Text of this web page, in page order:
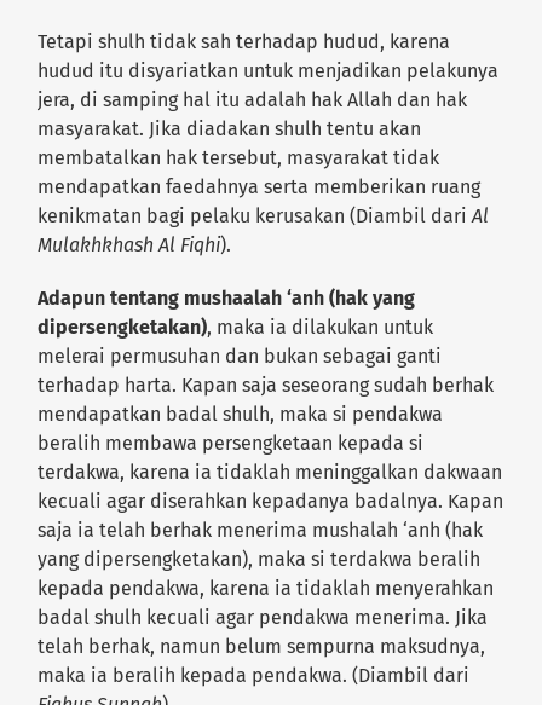
Tetapi shulh tidak sah terhadap hudud, karena
hudud itu disyariatkan untuk menjadikan pelakunya
jera, di samping hal itu adalah hak Allah dan hak
masyarakat. Jika diadakan shulh tentu akan
membatalkan hak tersebut, masyarakat tidak
mendapatkan faedahnya serta memberikan ruang
kenikmatan bagi pelaku kerusakan (Diambil dariAl
Mulakhkhash Al Fiqhi).
Adapun tentang mushaalah ‘anh (hak yang
dipersengketakan), maka ia dilakukan untuk
melerai permusuhan dan bukan sebagai ganti
terhadap harta. Kapan saja seseorang sudah berhak
mendapatkan badal shulh, maka si pendakwa
beralih membawa persengketaan kepada si
terdakwa, karena ia tidaklah meninggalkan dakwaan
kecuali agar diserahkan kepadanya badalnya. Kapan
saja ia telah berhak menerima mushalah ‘anh (hak
yang dipersengketakan), maka si terdakwa beralih
kepada pendakwa, karena ia tidaklah menyerahkan
badal shulh kecuali agar pendakwa menerima. Jika
telah berhak, namun belum sempurna maksudnya,
maka ia beralih kepada pendakwa. (Diambil dari